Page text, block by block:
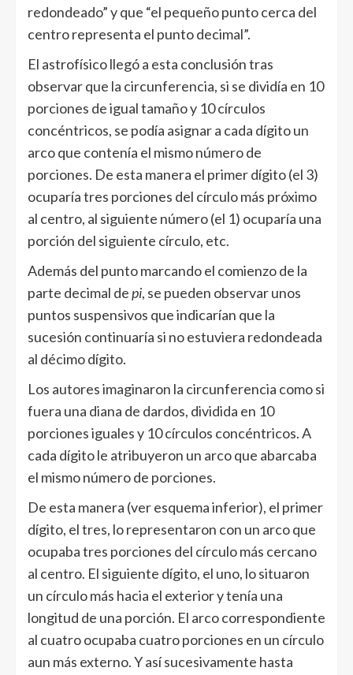
redondeado” y que “el pequeño punto cerca del
centro representa el punto decimal”.
El astrofísico llegó a esta conclusión tras
observar que la circunferencia, si se dividía en 10
porciones de igual tamaño y 10 círculos
concéntricos, se podía asignar a cada dígito un
arco que contenía el mismo número de
porciones. De esta manera el primer dígito (el 3)
ocuparía tres porciones del círculo más próximo
al centro, al siguiente número (el 1) ocuparía una
porción del siguiente círculo, etc.
Además del punto marcando el comienzo de la
parte decimal depi, se pueden observar unos
puntos suspensivos que indicarían que la
sucesión continuaría si no estuviera redondeada
al décimo dígito.
Los autores imaginaron la circunferencia como si
fuera una diana de dardos, dividida en 10
porciones iguales y 10 círculos concéntricos. A
cada dígito le atribuyeron un arco que abarcaba
el mismo número de porciones.
De esta manera (ver esquema inferior), el primer
dígito, el tres, lo representaron con un arco que
ocupaba tres porciones del círculo más cercano
al centro. El siguiente dígito, el uno, lo situaron
un círculo más hacia el exterior y tenía una
longitud de una porción. El arco correspondiente
al cuatro ocupaba cuatro porciones en un círculo
aun más externo. Y así sucesivamente hasta